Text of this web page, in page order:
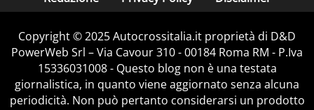
Copyright © 2025 Autocrossitalia.it proprietà di D&D
PowerWeb Srl – Via Cavour 310 - 00184 Roma RM - P.Iva
15336031008 - Questo blog non è una testata
giornalistica, in quanto viene aggiornato senza alcuna
periodicità. Non può pertanto considerarsi un prodotto